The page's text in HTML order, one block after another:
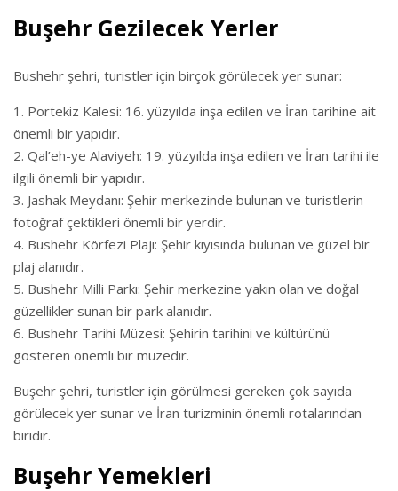
Buşehr Gezilecek Yerler
Bushehr şehri, turistler için birçok görülecek yer sunar:
Portekiz Kalesi: 16. yüzyılda inşa edilen ve İran tarihine ait
önemli bir yapıdır.
Qal’eh-ye Alaviyeh: 19. yüzyılda inşa edilen ve İran tarihi ile
ilgili önemli bir yapıdır.
Jashak Meydanı: Şehir merkezinde bulunan ve turistlerin
fotoğraf çektikleri önemli bir yerdir.
Bushehr Körfezi Plajı: Şehir kıyısında bulunan ve güzel bir
plaj alanıdır.
Bushehr Milli Parkı: Şehir merkezine yakın olan ve doğal
güzellikler sunan bir park alanıdır.
Bushehr Tarihi Müzesi: Şehirin tarihini ve kültürünü
gösteren önemli bir müzedir.
Buşehr şehri, turistler için görülmesi gereken çok sayıda
görülecek yer sunar ve İran turizminin önemli rotalarından
biridir.
Buşehr Yemekleri